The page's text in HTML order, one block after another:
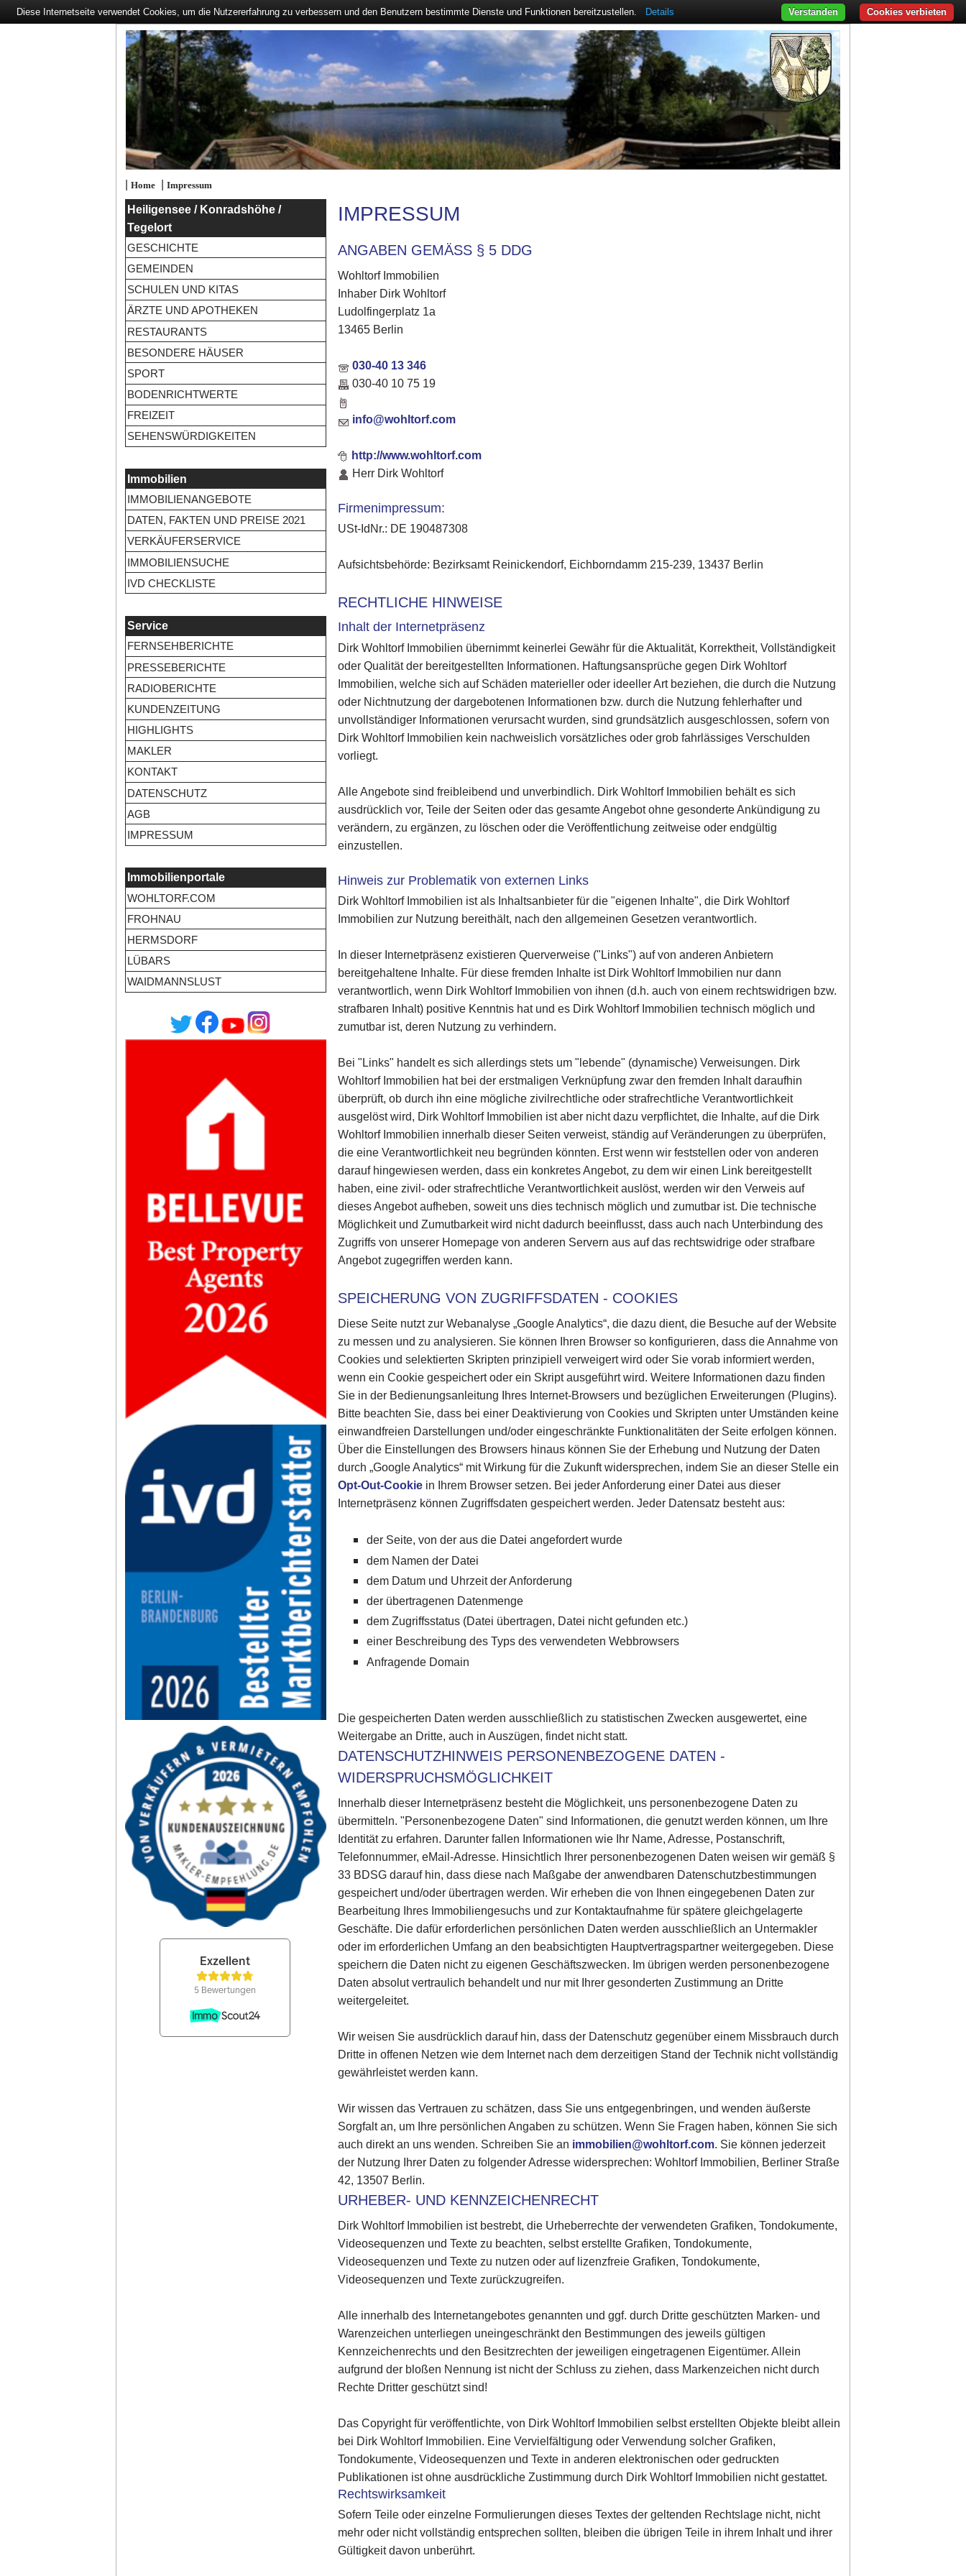
| Home| Impressum
Heiligensee / Konradshöhe /
Tegelort
GESCHICHTE
GEMEINDEN
SCHULEN UND KITAS
ÄRZTE UND APOTHEKEN
RESTAURANTS
BESONDERE HÄUSER
SPORT
BODENRICHTWERTE
FREIZEIT
SEHENSWÜRDIGKEITEN
Immobilien
IMMOBILIENANGEBOTE
DATEN, FAKTEN UND PREISE 2021
VERKÄUFERSERVICE
IMMOBILIENSUCHE
IVD CHECKLISTE
Service
FERNSEHBERICHTE
PRESSEBERICHTE
RADIOBERICHTE
KUNDENZEITUNG
HIGHLIGHTS
MAKLER
KONTAKT
DATENSCHUTZ
AGB
IMPRESSUM
Immobilienportale
WOHLTORF.COM
FROHNAU
HERMSDORF
LÜBARS
WAIDMANNSLUST
IMPRESSUM
ANGABEN GEMÄSS § 5 DDG
Wohltorf Immobilien
Inhaber Dirk Wohltorf
Ludolfingerplatz 1a
13465 Berlin
030-40 13 346
030-40 10 75 19
info@wohltorf.com
http://www.wohltorf.com
Herr Dirk Wohltorf
Firmenimpressum:
USt-IdNr.: DE 190487308
Aufsichtsbehörde: Bezirksamt Reinickendorf, Eichborndamm 215-239, 13437 Berlin
RECHTLICHE HINWEISE
Inhalt der Internetpräsenz
Dirk Wohltorf Immobilien übernimmt keinerlei Gewähr für die Aktualität, Korrektheit, Vollständigkeit
oder Qualität der bereitgestellten Informationen. Haftungsansprüche gegen Dirk Wohltorf
Immobilien, welche sich auf Schäden materieller oder ideeller Art beziehen, die durch die Nutzung
oder Nichtnutzung der dargebotenen Informationen bzw. durch die Nutzung fehlerhafter und
unvollständiger Informationen verursacht wurden, sind grundsätzlich ausgeschlossen, sofern von
Dirk Wohltorf Immobilien kein nachweislich vorsätzliches oder grob fahrlässiges Verschulden
vorliegt.
Alle Angebote sind freibleibend und unverbindlich. Dirk Wohltorf Immobilien behält es sich
ausdrücklich vor, Teile der Seiten oder das gesamte Angebot ohne gesonderte Ankündigung zu
verändern, zu ergänzen, zu löschen oder die Veröffentlichung zeitweise oder endgültig
einzustellen.
Hinweis zur Problematik von externen Links
Dirk Wohltorf Immobilien ist als Inhaltsanbieter für die "eigenen Inhalte", die Dirk Wohltorf
Immobilien zur Nutzung bereithält, nach den allgemeinen Gesetzen verantwortlich.
In dieser Internetpräsenz existieren Querverweise ("Links") auf von anderen Anbietern
bereitgehaltene Inhalte. Für diese fremden Inhalte ist Dirk Wohltorf Immobilien nur dann
verantwortlich, wenn Dirk Wohltorf Immobilien von ihnen (d.h. auch von einem rechtswidrigen bzw.
strafbaren Inhalt) positive Kenntnis hat und es Dirk Wohltorf Immobilien technisch möglich und
zumutbar ist, deren Nutzung zu verhindern.
Bei "Links" handelt es sich allerdings stets um "lebende" (dynamische) Verweisungen. Dirk
Wohltorf Immobilien hat bei der erstmaligen Verknüpfung zwar den fremden Inhalt daraufhin
überprüft, ob durch ihn eine mögliche zivilrechtliche oder strafrechtliche Verantwortlichkeit
ausgelöst wird, Dirk Wohltorf Immobilien ist aber nicht dazu verpflichtet, die Inhalte, auf die Dirk
Wohltorf Immobilien innerhalb dieser Seiten verweist, ständig auf Veränderungen zu überprüfen,
die eine Verantwortlichkeit neu begründen könnten. Erst wenn wir feststellen oder von anderen
darauf hingewiesen werden, dass ein konkretes Angebot, zu dem wir einen Link bereitgestellt
haben, eine zivil- oder strafrechtliche Verantwortlichkeit auslöst, werden wir den Verweis auf
dieses Angebot aufheben, soweit uns dies technisch möglich und zumutbar ist. Die technische
Möglichkeit und Zumutbarkeit wird nicht dadurch beeinflusst, dass auch nach Unterbindung des
Zugriffs von unserer Homepage von anderen Servern aus auf das rechtswidrige oder strafbare
Angebot zugegriffen werden kann.
SPEICHERUNG VON ZUGRIFFSDATEN - COOKIES
Diese Seite nutzt zur Webanalyse „Google Analytics“, die dazu dient, die Besuche auf der Website
zu messen und zu analysieren. Sie können Ihren Browser so konfigurieren, dass die Annahme von
Cookies und selektierten Skripten prinzipiell verweigert wird oder Sie vorab informiert werden,
wenn ein Cookie gespeichert oder ein Skript ausgeführt wird. Weitere Informationen dazu finden
Sie in der Bedienungsanleitung Ihres Internet-Browsers und bezüglichen Erweiterungen (Plugins).
Bitte beachten Sie, dass bei einer Deaktivierung von Cookies und Skripten unter Umständen keine
einwandfreien Darstellungen und/oder eingeschränkte Funktionalitäten der Seite erfolgen können.
Über die Einstellungen des Browsers hinaus können Sie der Erhebung und Nutzung der Daten
durch „Google Analytics“ mit Wirkung für die Zukunft widersprechen, indem Sie an dieser Stelle ein
Opt-Out-Cookie in Ihrem Browser setzen. Bei jeder Anforderung einer Datei aus dieser
Internetpräsenz können Zugriffsdaten gespeichert werden. Jeder Datensatz besteht aus:
der Seite, von der aus die Datei angefordert wurde
dem Namen der Datei
dem Datum und Uhrzeit der Anforderung
der übertragenen Datenmenge
dem Zugriffsstatus (Datei übertragen, Datei nicht gefunden etc.)
einer Beschreibung des Typs des verwendeten Webbrowsers
Anfragende Domain
Die gespeicherten Daten werden ausschließlich zu statistischen Zwecken ausgewertet, eine
Weitergabe an Dritte, auch in Auszügen, findet nicht statt.
DATENSCHUTZHINWEIS PERSONENBEZOGENE DATEN -
WIDERSPRUCHSMÖGLICHKEIT
Innerhalb dieser Internetpräsenz besteht die Möglichkeit, uns personenbezogene Daten zu
übermitteln. "Personenbezogene Daten" sind Informationen, die genutzt werden können, um Ihre
Identität zu erfahren. Darunter fallen Informationen wie Ihr Name, Adresse, Postanschrift,
Telefonnummer, eMail-Adresse. Hinsichtlich Ihrer personenbezogenen Daten weisen wir gemäß §
33 BDSG darauf hin, dass diese nach Maßgabe der anwendbaren Datenschutzbestimmungen
gespeichert und/oder übertragen werden. Wir erheben die von Ihnen eingegebenen Daten zur
Bearbeitung Ihres Immobiliengesuchs und zur Kontaktaufnahme für spätere gleichgelagerte
Geschäfte. Die dafür erforderlichen persönlichen Daten werden ausschließlich an Untermakler
oder im erforderlichen Umfang an den beabsichtigten Hauptvertragspartner weitergegeben. Diese
speichern die Daten nicht zu eigenen Geschäftszwecken. Im übrigen werden personenbezogene
Daten absolut vertraulich behandelt und nur mit Ihrer gesonderten Zustimmung an Dritte
weitergeleitet.
Wir weisen Sie ausdrücklich darauf hin, dass der Datenschutz gegenüber einem Missbrauch durch
Dritte in offenen Netzen wie dem Internet nach dem derzeitigen Stand der Technik nicht vollständig
gewährleistet werden kann.
Wir wissen das Vertrauen zu schätzen, dass Sie uns entgegenbringen, und wenden äußerste
Sorgfalt an, um Ihre persönlichen Angaben zu schützen. Wenn Sie Fragen haben, können Sie sich
auch direkt an uns wenden. Schreiben Sie an immobilien@wohltorf.com. Sie können jederzeit
der Nutzung Ihrer Daten zu folgender Adresse widersprechen: Wohltorf Immobilien, Berliner Straße
42, 13507 Berlin.
URHEBER- UND KENNZEICHENRECHT
Dirk Wohltorf Immobilien ist bestrebt, die Urheberrechte der verwendeten Grafiken, Tondokumente,
Videosequenzen und Texte zu beachten, selbst erstellte Grafiken, Tondokumente,
Videosequenzen und Texte zu nutzen oder auf lizenzfreie Grafiken, Tondokumente,
Videosequenzen und Texte zurückzugreifen.
Alle innerhalb des Internetangebotes genannten und ggf. durch Dritte geschützten Marken- und
Warenzeichen unterliegen uneingeschränkt den Bestimmungen des jeweils gültigen
Kennzeichenrechts und den Besitzrechten der jeweiligen eingetragenen Eigentümer. Allein
aufgrund der bloßen Nennung ist nicht der Schluss zu ziehen, dass Markenzeichen nicht durch
Rechte Dritter geschützt sind!
Das Copyright für veröffentlichte, von Dirk Wohltorf Immobilien selbst erstellten Objekte bleibt allein
bei Dirk Wohltorf Immobilien. Eine Vervielfältigung oder Verwendung solcher Grafiken,
Tondokumente, Videosequenzen und Texte in anderen elektronischen oder gedruckten
Publikationen ist ohne ausdrückliche Zustimmung durch Dirk Wohltorf Immobilien nicht gestattet.
Rechtswirksamkeit
Sofern Teile oder einzelne Formulierungen dieses Textes der geltenden Rechtslage nicht, nicht
mehr oder nicht vollständig entsprechen sollten, bleiben die übrigen Teile in ihrem Inhalt und ihrer
Gültigkeit davon unberührt.
Diese Internetseite verwendet Cookies, um die Nutzererfahrung zu verbessern und den Benutzern bestimmte Dienste und Funktionen bereitzustellen. Details Cookies verbieten
Verstanden